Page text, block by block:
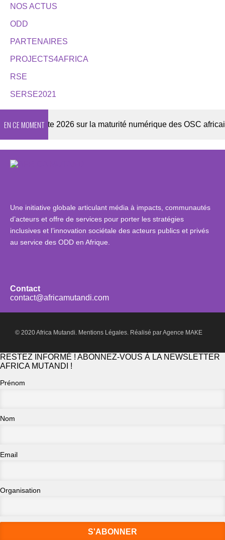
NOS ACTUS
ODD
PARTENAIRES
PROJECTS4AFRICA
RSE
SERSE2021
EN CE MOMENT
Enquête 2026 sur la maturité numérique des OSC africaines
Une initiative globale articulant média à impacts, communautés
d’acteurs et offre de services pour porter les stratégies
inclusives et l’innovation sociétale des acteurs publics et privés
au service des ODD en Afrique.
Contact
contact@africamutandi.com
© 2020 Africa Mutandi. Mentions Légales. Réalisé parAgence MAKE
RESTEZ INFORMÉ ! ABONNEZ-VOUS À LA NEWSLETTER
AFRICA MUTANDI !
Prénom
Nom
Email
Organisation